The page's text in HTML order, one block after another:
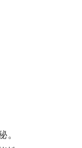
。